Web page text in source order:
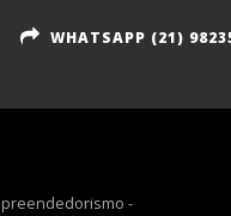
WHATSAPP (21)
-